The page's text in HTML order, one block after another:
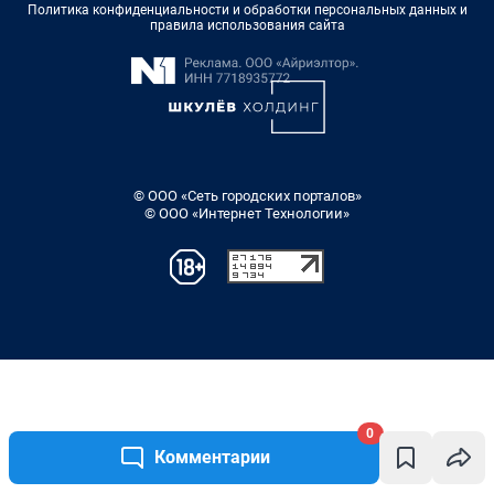
Комментарии
0